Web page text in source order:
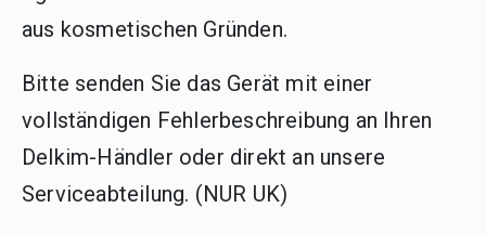
aus kosmetischen Gründen.
Bitte senden Sie das Gerät mit einer
vollständigen Fehlerbeschreibung an Ihren
Delkim-Händler oder direkt an unsere
Serviceabteilung. (NUR UK)